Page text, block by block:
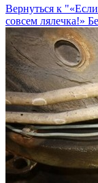
Вернуться к
совсем лялечка!»